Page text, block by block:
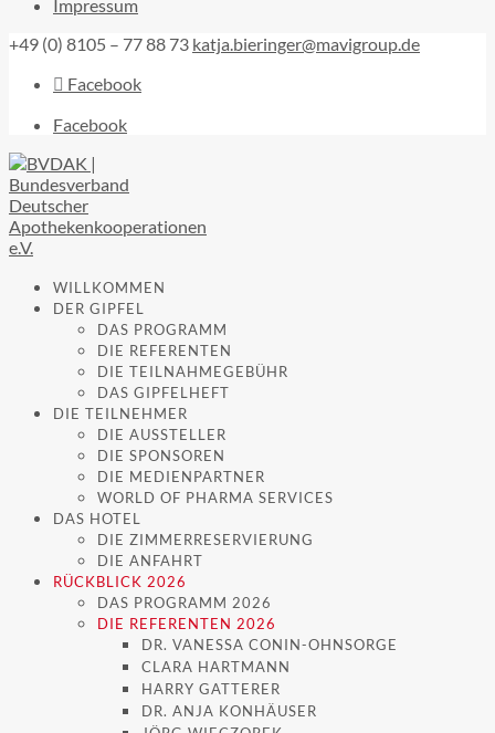
Impressum
+49 (0) 8105 – 77 88 73 katja.bieringer@mavigroup.de
Facebook
Facebook
WILLKOMMEN
DER GIPFEL
DAS PROGRAMM
DIE REFERENTEN
DIE TEILNAHMEGEBÜHR
DAS GIPFELHEFT
DIE TEILNEHMER
DIE AUSSTELLER
DIE SPONSOREN
DIE MEDIENPARTNER
WORLD OF PHARMA SERVICES
DAS HOTEL
DIE ZIMMERRESERVIERUNG
DIE ANFAHRT
RÜCKBLICK 2026
DAS PROGRAMM 2026
DIE REFERENTEN 2026
DR. VANESSA CONIN-OHNSORGE
CLARA HARTMANN
HARRY GATTERER
DR. ANJA KONHÄUSER